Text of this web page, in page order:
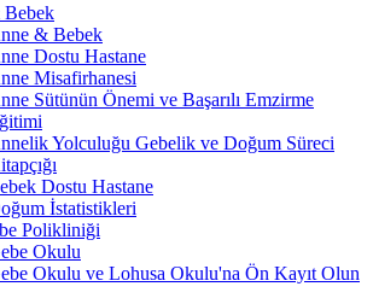
& Bebek
Dostu Hastane
Misafirhanesi
Sütünün Önemi ve Başarılı Emzirme
Yolculuğu Gebelik ve Doğum Süreci
Dostu Hastane
İstatistikleri
Polikliniği
Okulu
Okulu ve Lohusa Okulu'na Ön Kayıt Olun